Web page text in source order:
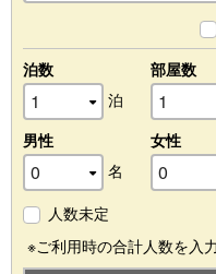
泊数
泊
部屋数
男性
名
女性
人数未定
※ご利用時の合計人数を入